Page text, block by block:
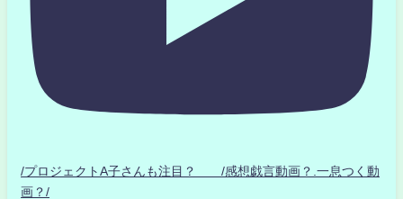
/プロジェクトA子さんも注目？ /感想戯言動画？.一息つく動
画？/